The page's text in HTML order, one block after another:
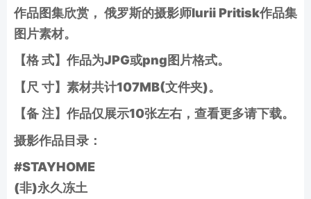
作品图集欣赏， 俄罗斯的摄影师Iurii Pritisk作品集
图片素材。
【格 式】作品为JPG或png图片格式。
【尺 寸】素材共计107MB(文件夹)。
【备 注】作品仅展示10张左右，查看更多请下载。
摄影作品目录：
#STAYHOME
(非)永久冻土